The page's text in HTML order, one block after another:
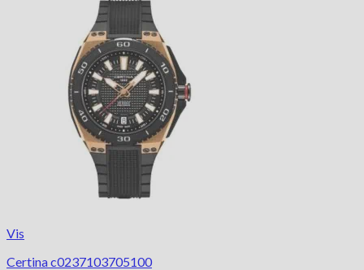
Vis
Certina c0237103705100